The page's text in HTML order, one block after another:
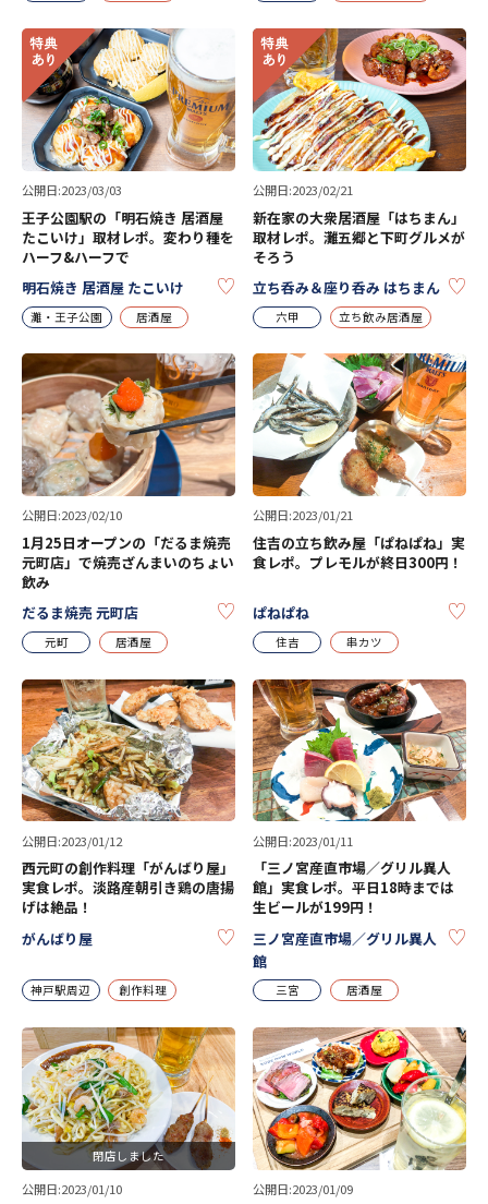
公開日:2023/03/03
王子公園駅の「明石焼き 居酒屋
たこいけ」取材レポ。変わり種を
ハーフ&ハーフで
明石焼き 居酒屋 たこいけ
KEEP
灘・王子公園 居酒屋
公開日:2023/02/21
新在家の大衆居酒屋「はちまん」
取材レポ。灘五郷と下町グルメが
そろう
立ち呑み＆座り呑み はちまん
六甲 立ち飲み居酒屋
公開日:2023/02/10
1月25日オープンの「だるま焼売
元町店」で焼売ざんまいのちょい
飲み
だるま焼売 元町店
KEEP
元町 居酒屋
公開日:2023/01/21
住吉の立ち飲み屋「ぱねぱね」実
食レポ。プレモルが終日300円！
ぱねぱね
住吉 串カツ
公開日:2023/01/12
西元町の創作料理「がんばり屋」
実食レポ。淡路産朝引き鶏の唐揚
げは絶品！
がんばり屋
KEEP
神戸駅周辺 創作料理
公開日:2023/01/11
「三ノ宮産直市場／グリル異人
館」実食レポ。平日18時までは
生ビールが199円！
三ノ宮産直市場／グリル異人
館
三宮 居酒屋
閉店しました
公開日:2023/01/10 公開日:2023/01/09